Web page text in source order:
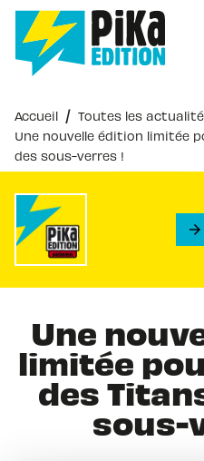
MENU RECHERCHE
PIED DE PAGE
Accueil / Toutes les
Une nouvelle édition limitée
des sous-verres !
arrow_forward
Une
limitée
des
sous-